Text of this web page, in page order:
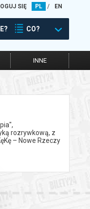
SIĘ PL / EN
CO?
INNE
rozrywkową, z
– Nowe Rzeczy